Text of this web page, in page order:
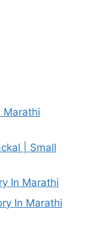
Marathi
| Small
In Marathi
In Marathi